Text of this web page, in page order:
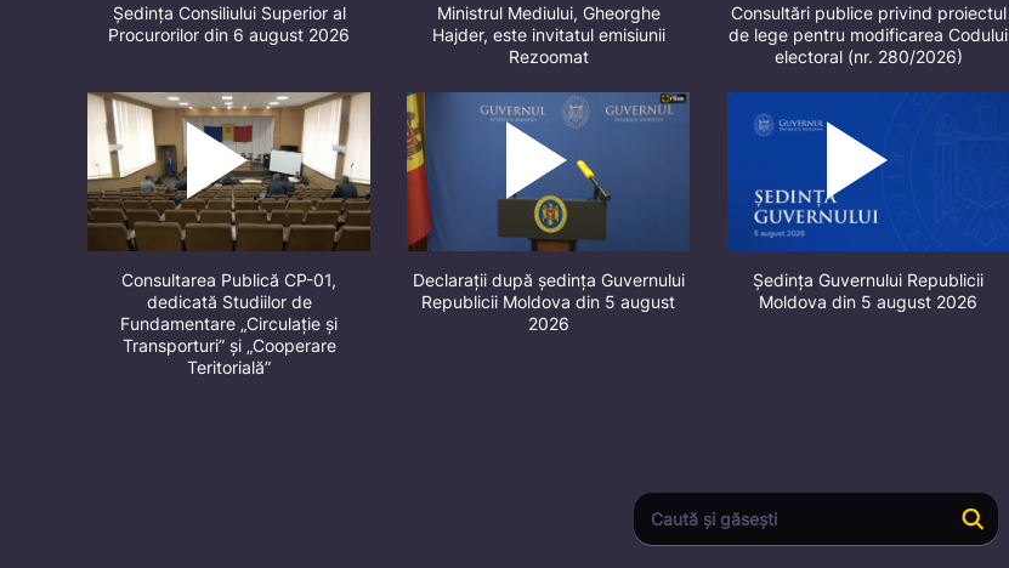
Ședința Consiliului Superior al
Procurorilor din 6 august 2026
Ministrul Mediului, Gheorghe
Hajder, este invitatul emisiunii
Rezoomat
Consultări publice privind proiectul
de lege pentru modificarea Codului
electoral (nr. 280/2026)
Consultarea Publică CP-01,
dedicată Studiilor de
Fundamentare „Circulație și
Transporturi” și „Cooperare
Teritorială”
Declarații după ședința Guvernului
Republicii Moldova din 5 august
2026
Ședința Guvernului Republicii
Moldova din 5 august 2026